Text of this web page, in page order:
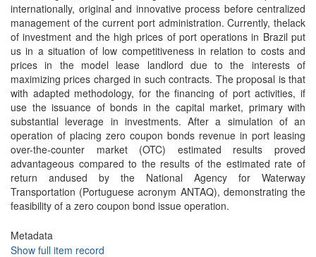
internationally, original and innovative process before centralized
management of the current port administration. Currently, thelack
of investment and the high prices of port operations in Brazil put
us in a situation of low competitiveness in relation to costs and
prices in the model lease landlord due to the interests of
maximizing prices charged in such contracts. The proposal is that
with adapted methodology, for the financing of port activities, if
use the issuance of bonds in the capital market, primary with
substantial leverage in investments. After a simulation of an
operation of placing zero coupon bonds revenue in port leasing
over-the-counter market (OTC) estimated results proved
advantageous compared to the results of the estimated rate of
return andused by the National Agency for Waterway
Transportation (Portuguese acronym ANTAQ), demonstrating the
feasibility of a zero coupon bond issue operation.
Metadata
Show full item record